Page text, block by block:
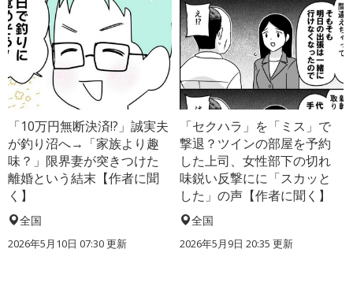
「10万円無断決済!?」誠実夫
が釣り沼へ→「家族より趣
味？」限界妻が突きつけた
離婚という結末【作者に聞
く】
全国
2026年5月10日 07:30 更新
「セクハラ」を「ミス」で
撃退？ツインの部屋を予約
した上司、女性部下の切れ
味鋭い反撃にに「スカッと
した」の声【作者に聞く】
全国
2026年5月9日 20:35 更新